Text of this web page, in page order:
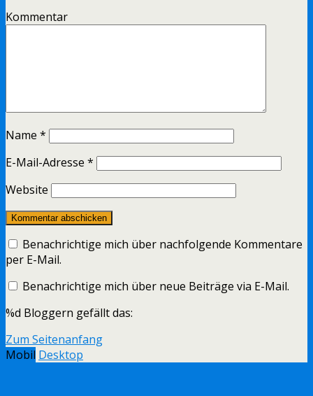
Kommentar
Name *
E-Mail-Adresse *
Website
Benachrichtige mich über nachfolgende Kommentare
per E-Mail.
Benachrichtige mich über neue Beiträge via E-Mail.
%d Bloggern gefällt das:
Zum Seitenanfang
Mobil Desktop